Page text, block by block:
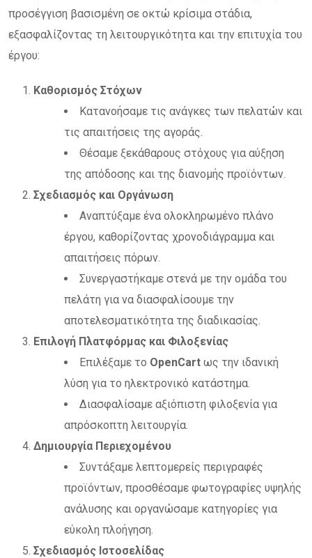
προσέγγιση βασισμένη σε οκτώ κρίσιμα στάδια,
εξασφαλίζοντας τη λειτουργικότητα και την επιτυχία του
έργου:
Καθορισμός Στόχων
Κατανοήσαμε τις ανάγκες των πελατών και
τις απαιτήσεις της αγοράς.
Θέσαμε ξεκάθαρους στόχους για αύξηση
της απόδοσης και της διανομής προϊόντων.
Σχεδιασμός και Οργάνωση
Αναπτύξαμε ένα ολοκληρωμένο πλάνο
έργου, καθορίζοντας χρονοδιάγραμμα και
απαιτήσεις πόρων.
Συνεργαστήκαμε στενά με την ομάδα του
πελάτη για να διασφαλίσουμε την
αποτελεσματικότητα της διαδικασίας.
Επιλογή Πλατφόρμας και Φιλοξενίας
Επιλέξαμε το OpenCart ως την ιδανική
λύση για το ηλεκτρονικό κατάστημα.
Διασφαλίσαμε αξιόπιστη φιλοξενία για
απρόσκοπτη λειτουργία.
Δημιουργία Περιεχομένου
Συντάξαμε λεπτομερείς περιγραφές
προϊόντων, προσθέσαμε φωτογραφίες υψηλής
ανάλυσης και οργανώσαμε κατηγορίες για
εύκολη πλοήγηση.
Σχεδιασμός Ιστοσελίδας